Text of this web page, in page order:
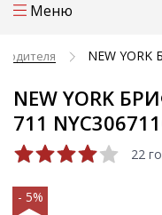
Меню
NEW YORK
NEW YORK
711
22
- 5%